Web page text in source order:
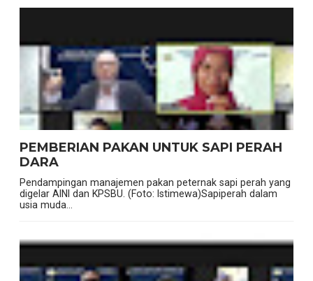
PEMBERIAN PAKAN UNTUK SAPI PERAH
DARA
Pendampingan manajemen pakan peternak sapi perah yang
digelar AINI dan KPSBU. (Foto: Istimewa)Sapiperah dalam
usia muda...